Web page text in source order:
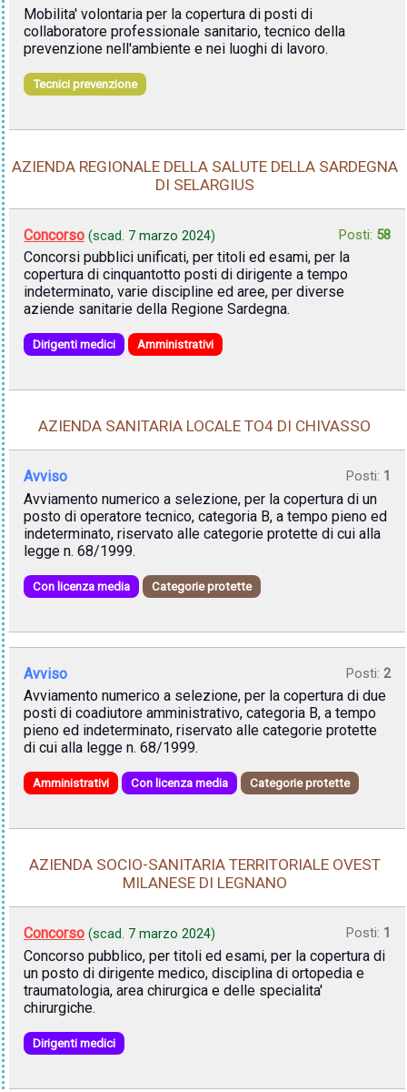
Mobilita' volontaria per la copertura di posti di
collaboratore professionale sanitario, tecnico della
prevenzione nell'ambiente e nei luoghi di lavoro.
Tecnici prevenzione
AZIENDA REGIONALE DELLA SALUTE DELLA SARDEGNA
DI SELARGIUS
Concorso (scad. 7 marzo 2024) Posti: 58
Concorsi pubblici unificati, per titoli ed esami, per la
copertura di cinquantotto posti di dirigente a tempo
indeterminato, varie discipline ed aree, per diverse
aziende sanitarie della Regione Sardegna.
Dirigenti medici Amministrativi
AZIENDA SANITARIA LOCALE TO4 DI CHIVASSO
Avviso Posti: 1
Avviamento numerico a selezione, per la copertura di un
posto di operatore tecnico, categoria B, a tempo pieno ed
indeterminato, riservato alle categorie protette di cui alla
legge n. 68/1999.
Con licenza media Categorie protette
Avviso Posti: 2
Avviamento numerico a selezione, per la copertura di due
posti di coadiutore amministrativo, categoria B, a tempo
pieno ed indeterminato, riservato alle categorie protette
di cui alla legge n. 68/1999.
Amministrativi Con licenza media Categorie protette
AZIENDA SOCIO-SANITARIA TERRITORIALE OVEST
MILANESE DI LEGNANO
Concorso (scad. 7 marzo 2024) Posti: 1
Concorso pubblico, per titoli ed esami, per la copertura di
un posto di dirigente medico, disciplina di ortopedia e
traumatologia, area chirurgica e delle specialita'
chirurgiche.
Dirigenti medici